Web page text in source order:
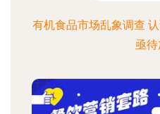
有机食品市场乱象调查
亟